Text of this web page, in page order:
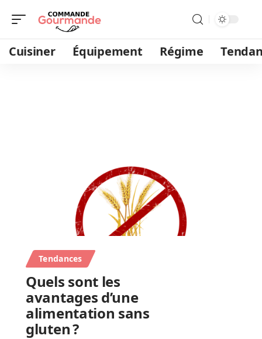
Cuisiner Équipement Régime
Tendances
Quels sont les
avantages d’une
alimentation sans
gluten ?